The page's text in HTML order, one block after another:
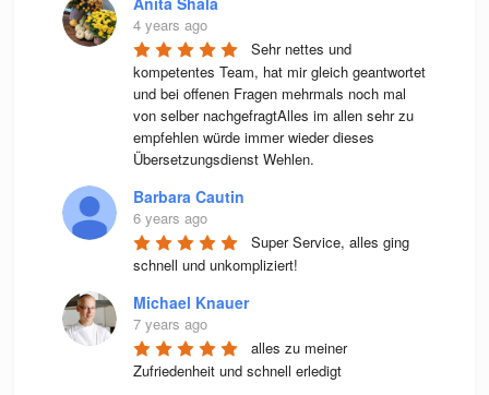
4 years ago
Sehr nettes und
kompetentes Team, hat mir gleich geantwortet
und bei offenen Fragen mehrmals noch mal
von selber nachgefragtAlles im allen sehr zu
empfehlen würde immer wieder dieses
Übersetzungsdienst Wehlen.
Barbara Cautin
6 years ago
Super Service, alles ging
schnell und unkompliziert!
Michael Knauer
7 years ago
alles zu meiner
Zufriedenheit und schnell erledigt